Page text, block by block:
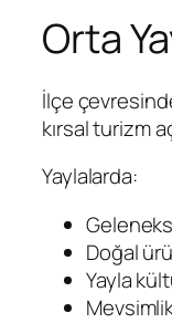
Orta
İlçe
kırsal turizm
Yaylalarda:
Doğal
Yayla